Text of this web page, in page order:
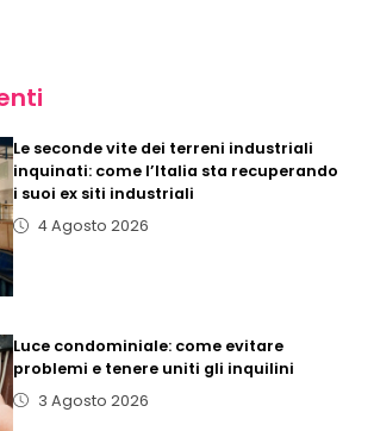
Le seconde vite dei terreni industriali
inquinati: come l’Italia sta recuperando
i suoi ex siti industriali
4 Agosto 2026
Luce condominiale: come evitare
problemi e tenere uniti gli inquilini
3 Agosto 2026